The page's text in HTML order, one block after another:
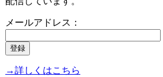
メールアドレス：
→詳しくはこちら